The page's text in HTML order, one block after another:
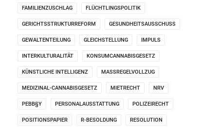
FAMILIENZUSCHLAG FLÜCHTLINGSPOLITIK
GERICHTSSTRUKTURREFORM GESUNDHEITSAUSSCHUSS
GEWALTENTEILUNG GLEICHSTELLUNG IMPULS
INTERKULTURALITÄT KONSUMCANNABISGESETZ
KÜNSTLICHE INTELLIGENZ MASSREGELVOLLZUG
MEDIZINAL-CANNABISGESETZ MIETRECHT NRV
PEBB§Y PERSONALAUSSTATTUNG POLIZEIRECHT
POSITIONSPAPIER R-BESOLDUNG RESOLUTION